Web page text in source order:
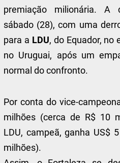
premiação milionária. A
sábado (28), com uma
para a LDU, do Equador, no
no Uruguai, após um
normal do confronto.
Por conta do vice-
milhões (cerca de R$ 10
LDU, campeã, ganha US$
milhões).